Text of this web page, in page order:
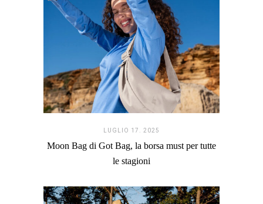
LUGLIO 17. 2025
Moon Bag di Got Bag, la borsa must per tutte
le stagioni